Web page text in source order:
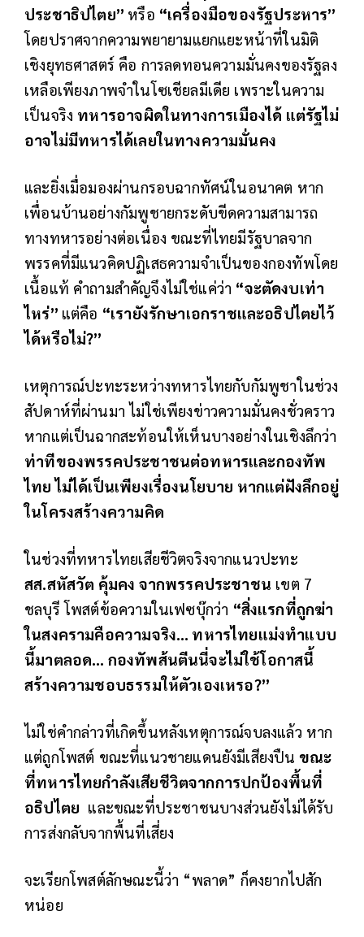
ประชาธิปไตย” หรือ “เครื่องมือของรัฐประหาร”
โดยปราศจากความพยายามแยกแยะหน้าที่ในมิติ
เชิงยุทธศาสตร์ คือ การลดทอนความมั่นคงของรัฐลง
เหลือเพียงภาพจำในโซเชียลมีเดีย เพราะในความ
เป็นจริง ทหารอาจผิดในทางการเมืองได้ แต่รัฐไม่
อาจไม่มีทหารได้เลยในทางความมั่นคง
และยิ่งเมื่อมองผ่านกรอบฉากทัศน์ในอนาคต หาก
เพื่อนบ้านอย่างกัมพูชายกระดับขีดความสามารถ
ทางทหารอย่างต่อเนื่อง ขณะที่ไทยมีรัฐบาลจาก
พรรคที่มีแนวคิดปฏิเสธความจำเป็นของกองทัพโดย
เนื้อแท้ คำถามสำคัญจึงไม่ใช่แค่ว่า “จะตัดงบเท่า
ไหร่” แต่คือ “เรายังรักษาเอกราชและอธิปไตยไว้
ได้หรือไม่?”
เหตุการณ์ปะทะระหว่างทหารไทยกับกัมพูชาในช่วง
สัปดาห์ที่ผ่านมา ไม่ใช่เพียงข่าวความมั่นคงชั่วคราว
หากแต่เป็นฉากสะท้อนให้เห็นบางอย่างในเชิงลึกว่า
ท่าทีของพรรคประชาชนต่อทหารและกองทัพ
ไทย ไม่ได้เป็นเพียงเรื่องนโยบาย หากแต่ฝังลึกอยู่
ในโครงสร้างความคิด
ในช่วงที่ทหารไทยเสียชีวิตจริงจากแนวปะทะ
สส.สหัสวัต คุ้มคง จากพรรคประชาชน เขต 7
ชลบุรี โพสต์ข้อความในเฟซบุ๊กว่า “สิ่งแรกที่ถูกฆ่า
ในสงครามคือความจริง… ทหารไทยแม่งทำแบบ
นี้มาตลอด… กองทัพส้นตีนนี่จะไม่ใช้โอกาสนี้
สร้างความชอบธรรมให้ตัวเองเหรอ?”
ไม่ใช่คำกล่าวที่เกิดขึ้นหลังเหตุการณ์จบลงแล้ว หาก
แต่ถูกโพสต์ ขณะที่แนวชายแดนยังมีเสียงปืน ขณะ
ที่ทหารไทยกำลังเสียชีวิตจากการปกป้องพื้นที่
อธิปไตย และขณะที่ประชาชนบางส่วนยังไม่ได้รับ
การส่งกลับจากพื้นที่เสี่ยง
จะเรียกโพสต์ลักษณะนี้ว่า “พลาด” ก็คงยากไปสัก
หน่อย